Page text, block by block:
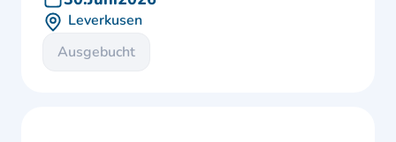
Leverkusen
Ausgebucht